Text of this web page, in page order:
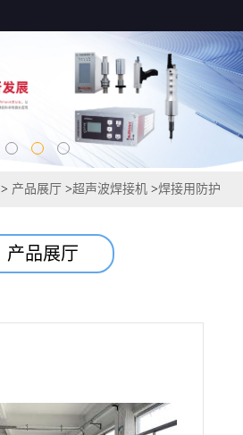
> 产品展厅 >超声波焊接机 >焊接用防护
产品展厅